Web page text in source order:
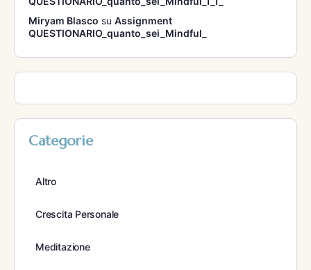
Miryam Blasco su Assignment
QUESTIONARIO_quanto_sei_Mindful_
Categorie
Altro
Crescita Personale
Meditazione